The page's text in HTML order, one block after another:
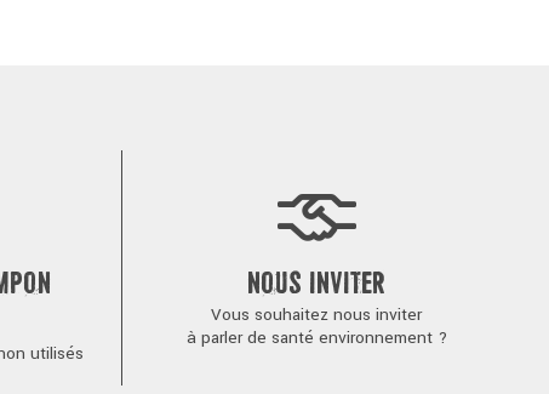
utilisés
NOUS INVITER
Vous souhaitez nous inviter
à parler de santé environnement ?